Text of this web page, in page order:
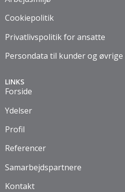
Cookiepolitik
Privatlivspolitik for ansatte
Persondata til kunder og
LINKS
Forside
Ydelser
Profil
Referencer
Samarbejdspartnere
Kontakt